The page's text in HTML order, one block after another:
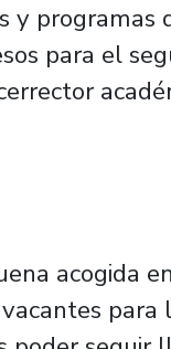
y programas
para el
acogida
para